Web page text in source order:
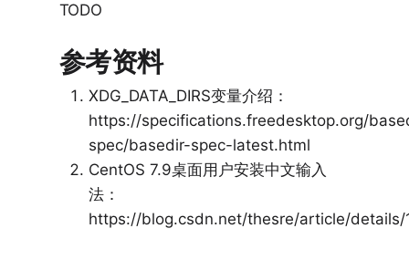
TODO
参考资料
XDG_DATA_DIRS变量介绍：
https://specifications.freedesktop.org/
spec/basedir-spec-latest.html
CentOS 7.9桌面用户安装中文输入
法：
https://blog.csdn.net/thesre/article/details/